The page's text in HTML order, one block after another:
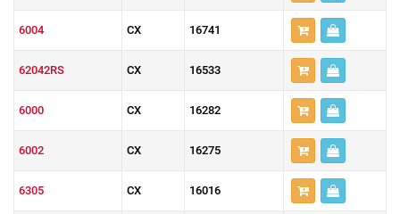
6004 CX 16741
62042RS CX 16533
6000 CX 16282
6002 CX 16275
6305 CX 16016